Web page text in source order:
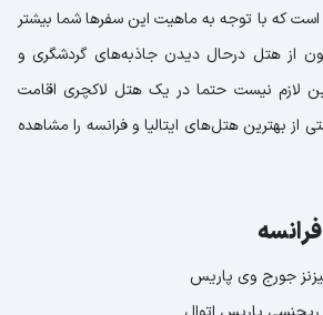
است که با توجه به ماهیت این سفرها شما بیشتر
از هتل درحال دیدن جاذبه‌های گردشگری و
لازم نیست حتما در یک هتل لاکچری اقامت
از بهترین هتل‌های ایتالیا و فرانسه را مشاهده
جورج وی پاریس